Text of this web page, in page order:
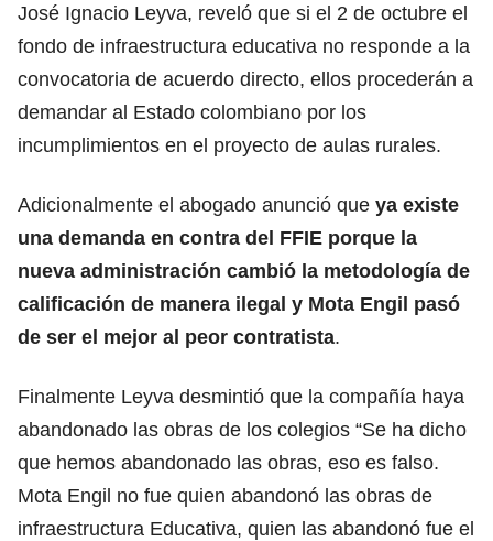
José Ignacio Leyva, reveló que si el 2 de octubre el
fondo de infraestructura educativa no responde a la
convocatoria de acuerdo directo, ellos procederán a
demandar al Estado colombiano por los
incumplimientos en el proyecto de aulas rurales.
Adicionalmente el abogado anunció que ya existe
una demanda en contra del FFIE porque la
nueva administración cambió la metodología de
calificación de manera ilegal y Mota Engil pasó
de ser el mejor al peor contratista.
Finalmente Leyva desmintió que la compañía haya
abandonado las obras de los colegios “Se ha dicho
que hemos abandonado las obras, eso es falso.
Mota Engil no fue quien abandonó las obras de
infraestructura Educativa, quien las abandonó fue el